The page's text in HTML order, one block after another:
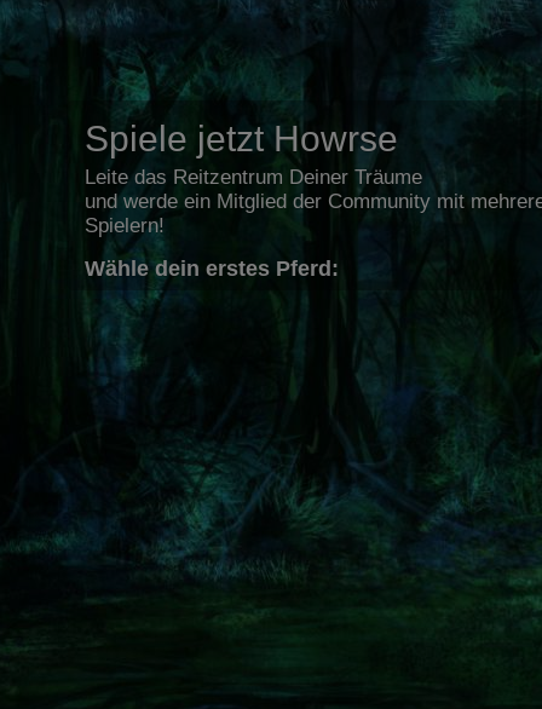
Spiele jetzt Howrse
Leite das Reitzentrum Deiner Träume
und werde ein Mitglied der Community mit
Spielern!
Wähle dein erstes Pferd: